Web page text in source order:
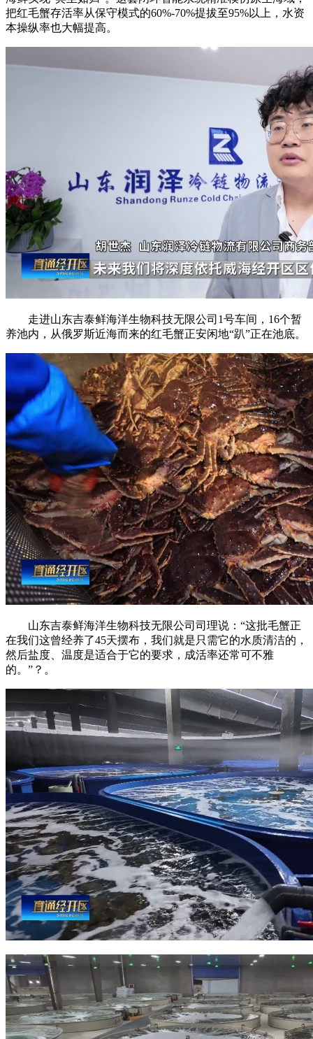
把红毛蟹存活率从保守模式的60%-70%提拔至95%以上，水资
本操纵率也大幅提高。
走进山东吉泰鲜海洋生物科技无限公司1号车间，16个暂
养池内，从俄罗斯近海而来的红毛蟹正安闲地“趴”正在池底。
山东吉泰鲜海洋生物科技无限公司司理说：“这批毛蟹正
在我们这曾经养了45天摆布，我们就是只需它的水质清洁的，
然后盐度、温度是适合于它的要求，成活率还常可不雅
的。”？。